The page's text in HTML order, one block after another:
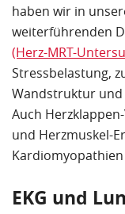
haben wir in
weiterführenden
(Herz-MRT-
Stressbelastung,
Wandstruktur und
Auch
und Herzmuskel-
EKG und